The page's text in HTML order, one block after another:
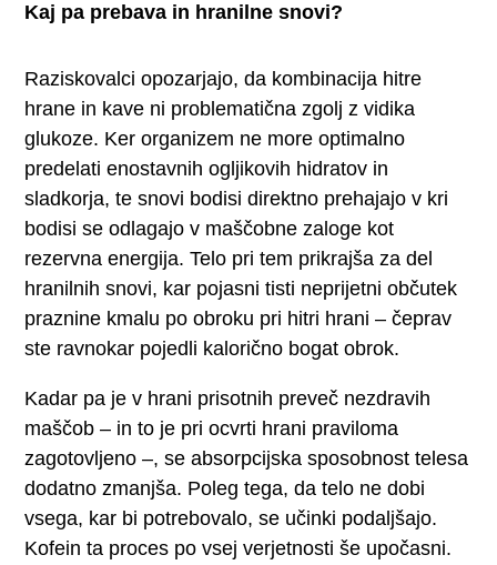
Kaj pa prebava in hranilne snovi?
Raziskovalci opozarjajo, da kombinacija hitre
hrane in kave ni problematična zgolj z vidika
glukoze. Ker organizem ne more optimalno
predelati enostavnih ogljikovih hidratov in
sladkorja, te snovi bodisi direktno prehajajo v kri
bodisi se odlagajo v maščobne zaloge kot
rezervna energija. Telo pri tem prikrajša za del
hranilnih snovi, kar pojasni tisti neprijetni občutek
praznine kmalu po obroku pri hitri hrani – čeprav
ste ravnokar pojedli kalorično bogat obrok.
Kadar pa je v hrani prisotnih preveč nezdravih
maščob – in to je pri ocvrti hrani praviloma
zagotovljeno –, se absorpcijska sposobnost telesa
dodatno zmanjša. Poleg tega, da telo ne dobi
vsega, kar bi potrebovalo, se učinki podaljšajo.
Kofein ta proces po vsej verjetnosti še upočasni.